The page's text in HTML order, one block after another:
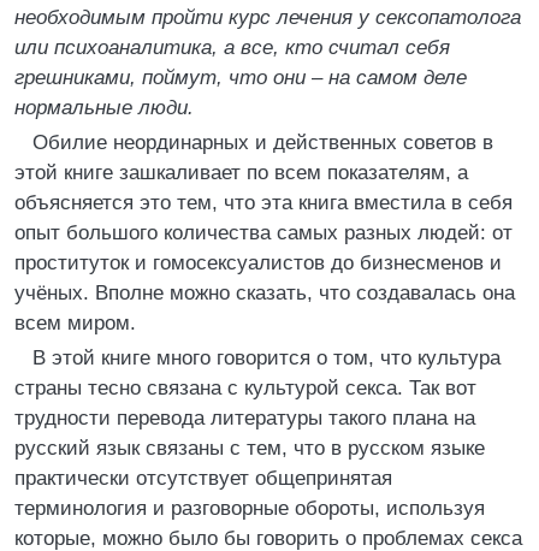
необходимым пройти курс лечения у сексопатолога
или психоаналитика, а все, кто считал себя
грешниками, поймут, что они – на самом деле
нормальные люди.
Обилие неординарных и действенных советов в
этой книге зашкаливает по всем показателям, а
объясняется это тем, что эта книга вместила в себя
опыт большого количества самых разных людей: от
проституток и гомосексуалистов до бизнесменов и
учёных. Вполне можно сказать, что создавалась она
всем миром.
В этой книге много говорится о том, что культура
страны тесно связана с культурой секса. Так вот
трудности перевода литературы такого плана на
русский язык связаны с тем, что в русском языке
практически отсутствует общепринятая
терминология и разговорные обороты, используя
которые, можно было бы говорить о проблемах секса